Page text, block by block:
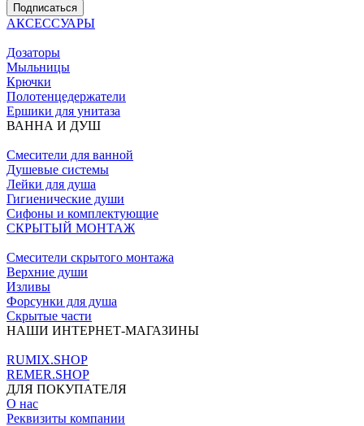
Подписаться
АКСЕССУАРЫ
Дозаторы
Мыльницы
Крючки
Полотенцедержатели
Ершики для унитаза
ВАННА И ДУШ
Смесители для ванной
Душевые системы
Лейки для душа
Гигиенические души
Сифоны и комплектующие
СКРЫТЫЙ МОНТАЖ
Смесители скрытого монтажа
Верхние души
Изливы
Форсунки для душа
Скрытые части
НАШИ ИНТЕРНЕТ-МАГАЗИНЫ
RUMIX.SHOP
REMER.SHOP
ДЛЯ ПОКУПАТЕЛЯ
О нас
Реквизиты компании